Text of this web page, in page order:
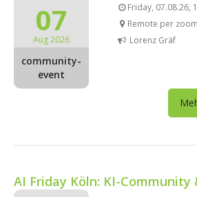
07
Aug 2026
community-
event
Friday, 07.08.26,
Remote per
Lorenz Gräf
AI Friday Köln: KI-